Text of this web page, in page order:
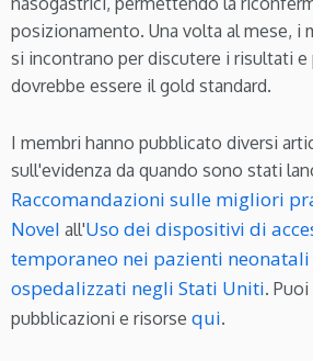
posizionamento. Una volta al mese, i
si incontrano per discutere i risultati e
dovrebbe essere il gold standard.
I membri hanno pubblicato diversi
sull'evidenza da quando sono stati
Raccomandazioni sulle migliori
Novel all'Uso dei dispositivi di
temporaneo nei pazienti
ospedalizzati negli Stati Uniti.
pubblicazioni e risorse qui.